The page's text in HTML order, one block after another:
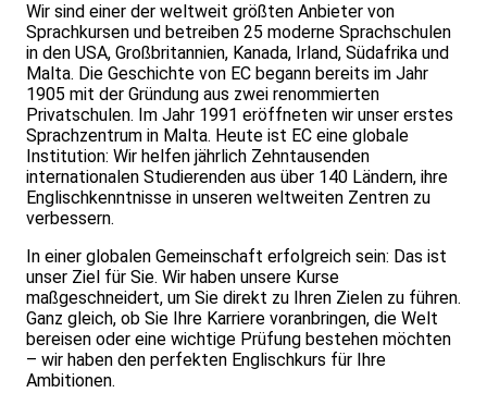
Wir sind einer der weltweit größten Anbieter von
Sprachkursen und betreiben 25 moderne Sprachschulen
in den USA, Großbritannien, Kanada, Irland, Südafrika und
Malta. Die Geschichte von EC begann bereits im Jahr
1905 mit der Gründung aus zwei renommierten
Privatschulen. Im Jahr 1991 eröffneten wir unser erstes
Sprachzentrum in Malta. Heute ist EC eine globale
Institution: Wir helfen jährlich Zehntausenden
internationalen Studierenden aus über 140 Ländern, ihre
Englischkenntnisse in unseren weltweiten Zentren zu
verbessern.
In einer globalen Gemeinschaft erfolgreich sein: Das ist
unser Ziel für Sie. Wir haben unsere Kurse
maßgeschneidert, um Sie direkt zu Ihren Zielen zu führen.
Ganz gleich, ob Sie Ihre Karriere voranbringen, die Welt
bereisen oder eine wichtige Prüfung bestehen möchten
– wir haben den perfekten Englischkurs für Ihre
Ambitionen.